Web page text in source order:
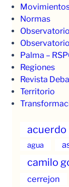
Normas
Palma –
Regiones
Revista
Territorio
acuerdo
agua
camilo
cerrejon